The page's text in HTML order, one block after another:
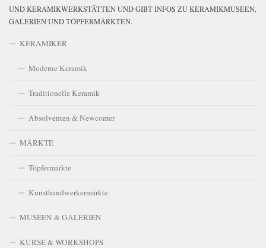
UND KERAMIKWERKSTÄTTEN UND GIBT INFOS ZU KERAMIKMUSEEN,
GALERIEN UND TÖPFERMÄRKTEN.
KERAMIKER
Moderne Keramik
Traditionelle Keramik
Absolventen & Newcomer
MÄRKTE
Töpfermärkte
Kunsthandwerkermärkte
MUSEEN & GALERIEN
KURSE & WORKSHOPS